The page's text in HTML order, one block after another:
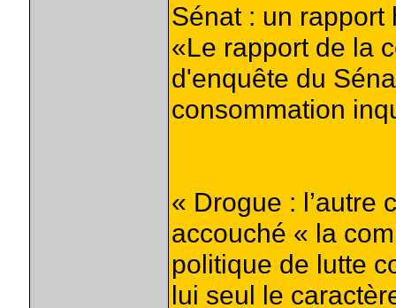
Sénat : un rapport
«Le rapport de la
d'enquête du
consommation
« Drogue : l’autre
accouché « la
politique de lutte
lui seul le